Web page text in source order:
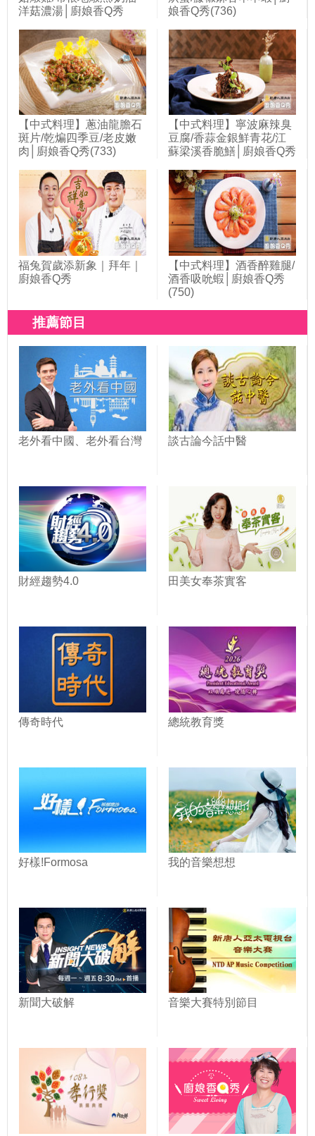
洋菇濃湯│廚娘香Q秀
娘香Q秀(736)
【中式料理】蔥油龍膽石
斑片/乾煸四季豆/老皮嫩
肉│廚娘香Q秀(733)
【中式料理】寧波麻辣臭
豆腐/香蒜金銀鮮青花/江
蘇梁溪香脆鱔│廚娘香Q秀
福兔賀歲添新象｜拜年｜
廚娘香Q秀
【中式料理】酒香醉雞腿/
酒香吸吮蝦│廚娘香Q秀
(750)
推薦節目
老外看中國、老外看台灣 談古論今話中醫
財經趨勢4.0 田美女奉茶實客
傳奇時代 總統教育獎
好樣!Formosa 我的音樂想想
新聞大破解 音樂大賽特別節目